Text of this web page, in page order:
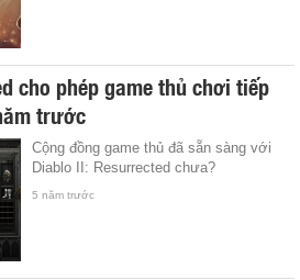
cho phép game thủ chơi tiếp
trước
Cộng đồng game thủ đã sẵn sàng với
Diablo II: Resurrected chưa?
5 năm trước